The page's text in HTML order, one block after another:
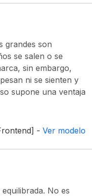
grandes son
se salen o se
sin embargo,
ni se sienten y
supone una ventaja
- Ver modelo
No es